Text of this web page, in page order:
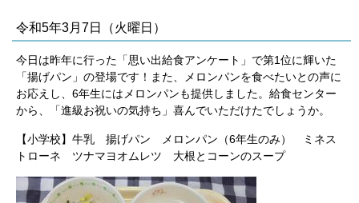
令和5年3月7日（火曜日）
今日は昨年に行った「思い出給食アンケート」で第1位に輝いた
「揚げパン」の登場です！また、メロンパンを食べたいとの声に
お応えし、6年生にはメロンパンも提供しました。給食センター
から、「進級お祝いの気持ち」喜んでいただけたでしょうか。
【小学校】牛乳 揚げパン メロンパン（6年生のみ） ミネス
トローネ ツナマヨオムレツ 大根とコーンのスープ